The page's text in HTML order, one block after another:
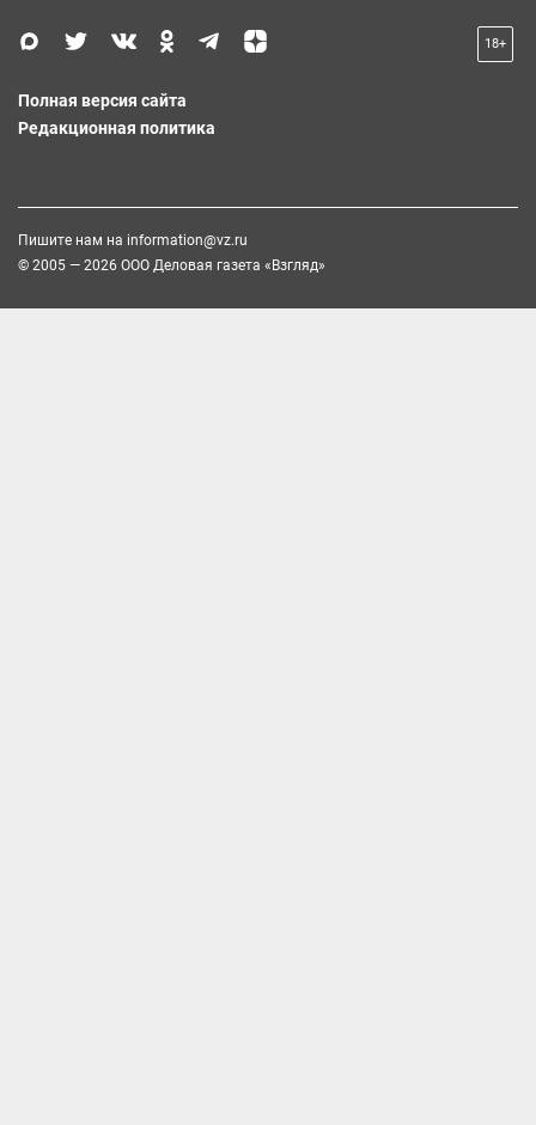
18+
Полная версия сайта
Редакционная политика
Пишите нам на information@vz.ru
© 2005 — 2026 ООО Деловая газета «Взгляд»